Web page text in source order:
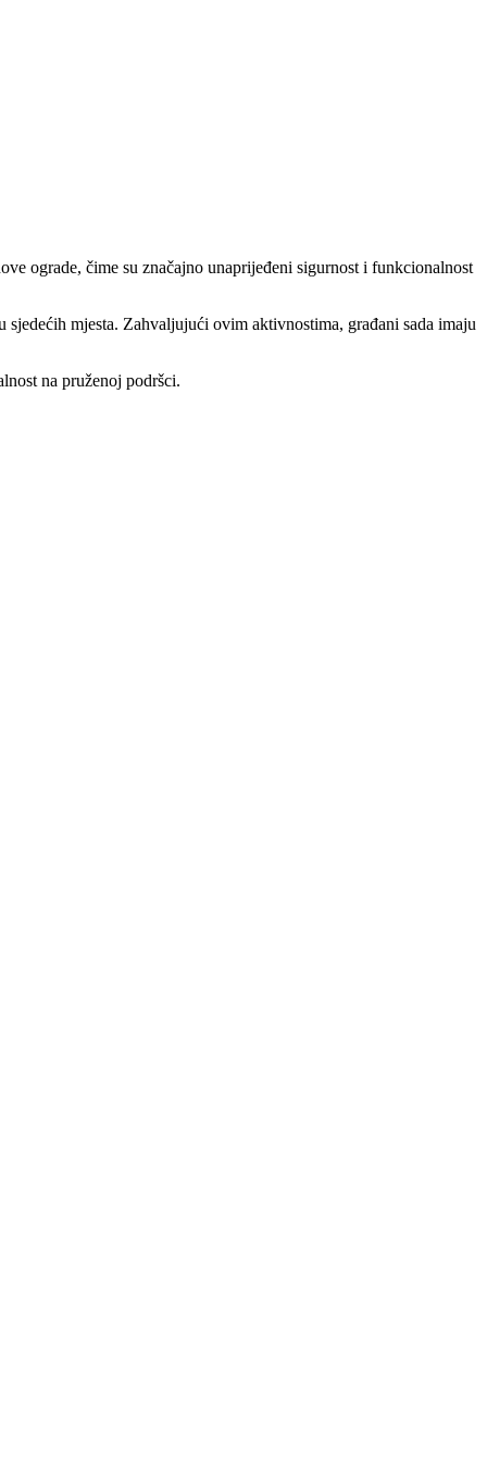
ograde, čime su značajno unaprijeđeni sigurnost i funkcionalnost
mjesta. Zahvaljujući ovim aktivnostima, građani sada imaju
na pruženoj podršci.